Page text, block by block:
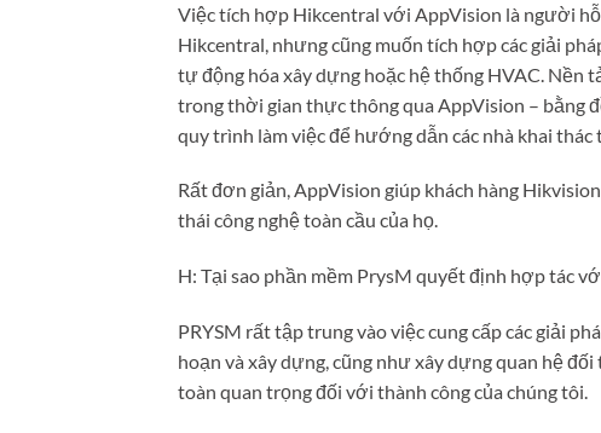
Việc tích hợp Hikcentral với AppVision là người
Hikcentral, nhưng cũng muốn tích hợp các giải
tự động hóa xây dựng hoặc hệ thống HVAC. Nền
trong thời gian thực thông qua AppVision – bằng
quy trình làm việc để hướng dẫn các nhà khai thác
Rất đơn giản, AppVision giúp khách hàng
thái công nghệ toàn cầu của họ.
H: Tại sao phần mềm PrysM quyết định hợp tác
PRYSM rất tập trung vào việc cung cấp các giải
hoạn và xây dựng, cũng như xây dựng quan hệ
toàn quan trọng đối với thành công của chúng tôi.